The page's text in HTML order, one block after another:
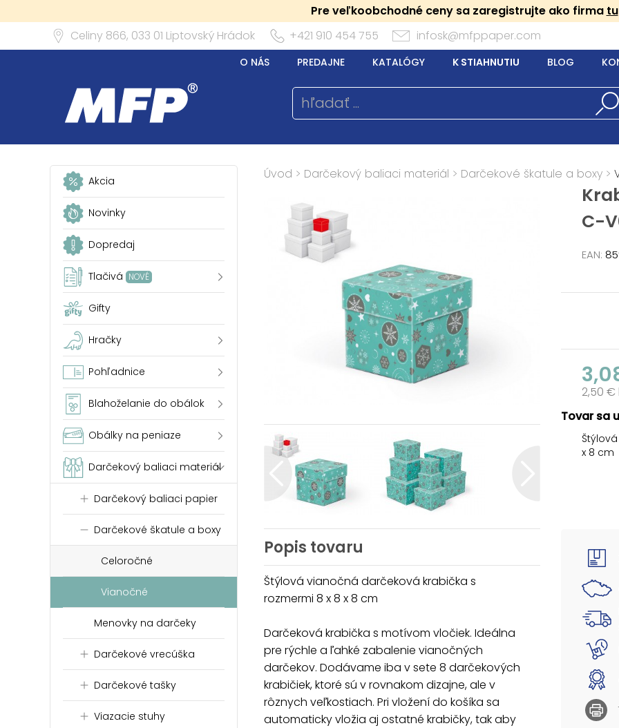
Pre veľkoobchodné ceny sa zaregistrujte ako firma tu
Celiny 866, 033 01 Liptovský Hrádok +421 910 454 755 infosk@mfppaper.com
O NÁS PREDAJNE KATALÓGY K STIAHNUTIU BLOG
Akcia
Novinky
Dopredaj
Tlačivá NOVÉ
Gifty
Hračky
Pohľadnice
Blahoželanie do obálok
Obálky na peniaze
Darčekový baliaci materiál
Darčekový baliaci papier
Darčekové škatule a boxy
Celoročné
Vianočné
Menovky na darčeky
Darčekové vrecúška
Darčekové tašky
Viazacie stuhy
Úvod > Darčekový baliaci materiál > Darčekové škatule a boxy >
C-
EAN:
2,50 €
Tovar sa
x 8 cm
set.
Set
cm
cm
Popis tovaru
Štýlová vianočná darčeková krabička s
rozmermi 8 x 8 x 8 cm
Darčeková krabička s motívom vločiek. Ideálna
pre rýchle a ľahké zabalenie vianočných
darčekov. Dodávame iba v sete 8 darčekových
krabičiek, ktoré sú v rovnakom dizajne, ale v
rôznych veľkostiach. Pri vložení do košíka sa
automaticky vložia aj ostatné krabičky, tak aby